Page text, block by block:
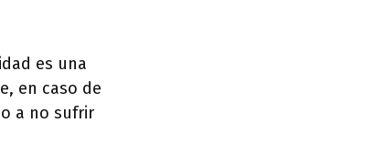
es una
en caso de
a no sufrir